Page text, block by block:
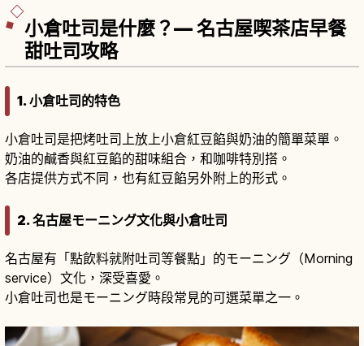
小倉吐司是什麼？— 名古屋喫茶店早餐
甜吐司攻略
1. 小倉吐司的特色
小倉吐司是把烤吐司上放上小倉紅豆餡與奶油的簡單菜單。
奶油的鹹香與紅豆餡的甜味組合，和咖啡特別搭。
各店提供方式不同，也有紅豆餡另外附上的形式。
2. 名古屋モーニング文化與小倉吐司
名古屋有「點飲料就附吐司等餐點」的モーニング（Morning
service）文化，深受喜愛。
小倉吐司也是モーニング時段常見的可選菜單之一。